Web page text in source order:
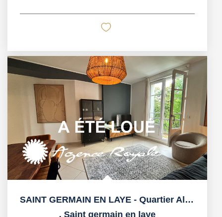
SAINT GERMAIN EN LAYE - Quartier Alsace 12' du RER
, Saint germain en laye